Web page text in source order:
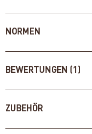
NORMEN
BEWERTUNGEN (1)
ZUBEHÖR